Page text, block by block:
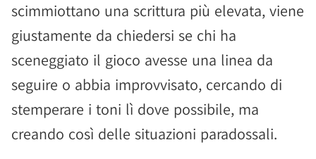
scimmiottano una scrittura più elevata, viene
giustamente da chiedersi se chi ha
sceneggiato il gioco avesse una linea da
seguire o abbia improvvisato, cercando di
stemperare i toni lì dove possibile, ma
creando così delle situazioni paradossali.